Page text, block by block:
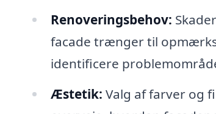
Renoveringsbehov:
facade trænger til
identificere
Æstetik: Valg af farver og